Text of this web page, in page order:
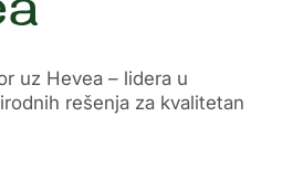
15cm
uz Hevea – lidera u
rešenja za kvalitetan